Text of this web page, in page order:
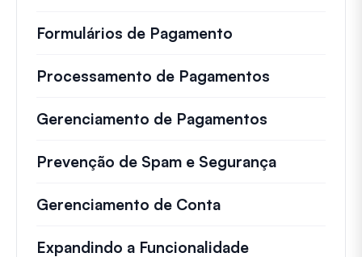
Formulários de Pagamento
Processamento de Pagamentos
Gerenciamento de Pagamentos
Prevenção de Spam e Segurança
Gerenciamento de Conta
Expandindo a Funcionalidade